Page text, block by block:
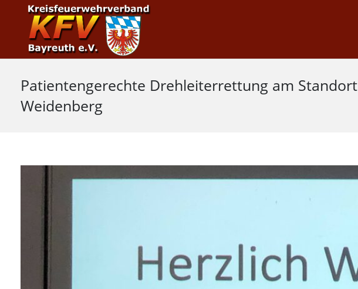
Patientengerechte Drehleiterrettung am Standort
Weidenberg